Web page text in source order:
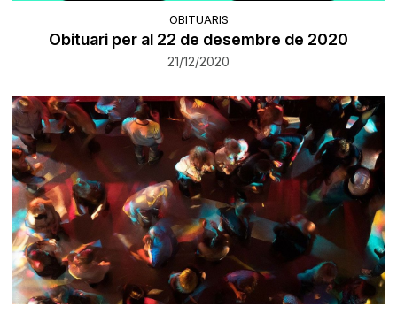
OBITUARIS
Obituari per al 22 de desembre de 2020
21/12/2020